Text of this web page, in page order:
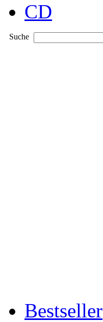
CD
Suche
Bestseller